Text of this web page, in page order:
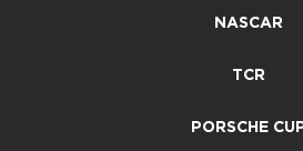
NASCAR
TCR
PORSCHE